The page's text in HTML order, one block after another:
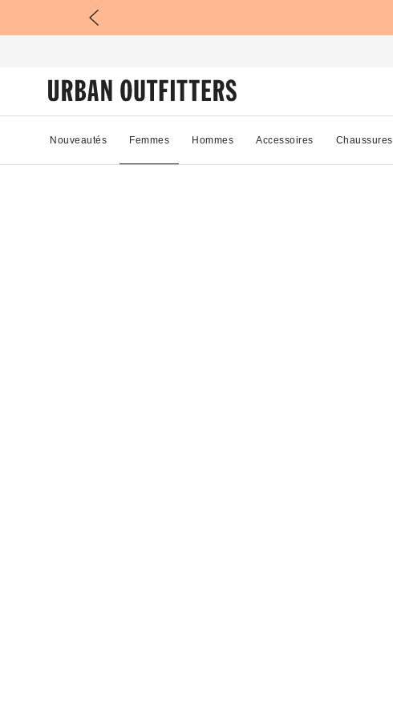
Nouveautés Femmes Hommes Accessoires Chaussures